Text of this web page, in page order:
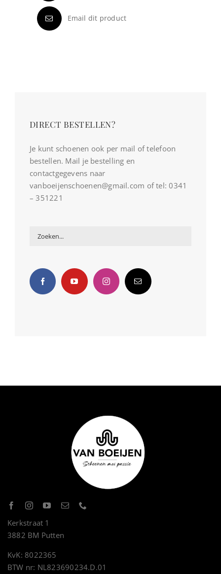
Email dit product
DIRECT BESTELLEN?
Je kunt schoenen ook per mail of telefoon
bestellen. Mail je bestelling en
contactgegevens naar
vanboeijenschoenen@gmail.com of tel: 0341
– 351221
Kerkstraat 1
3882 BM Putten
KvK: 8022365
BTW nr: NL823690234.D.01